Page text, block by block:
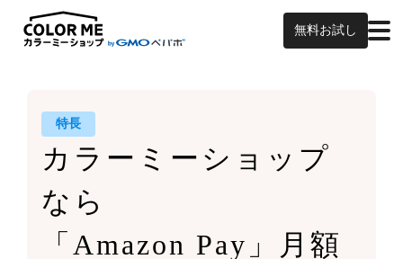
無料お試し
特長
カラーミーショップ
なら
「Amazon Pay」月額